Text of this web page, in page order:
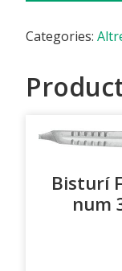
Categories:
Bisturí
num